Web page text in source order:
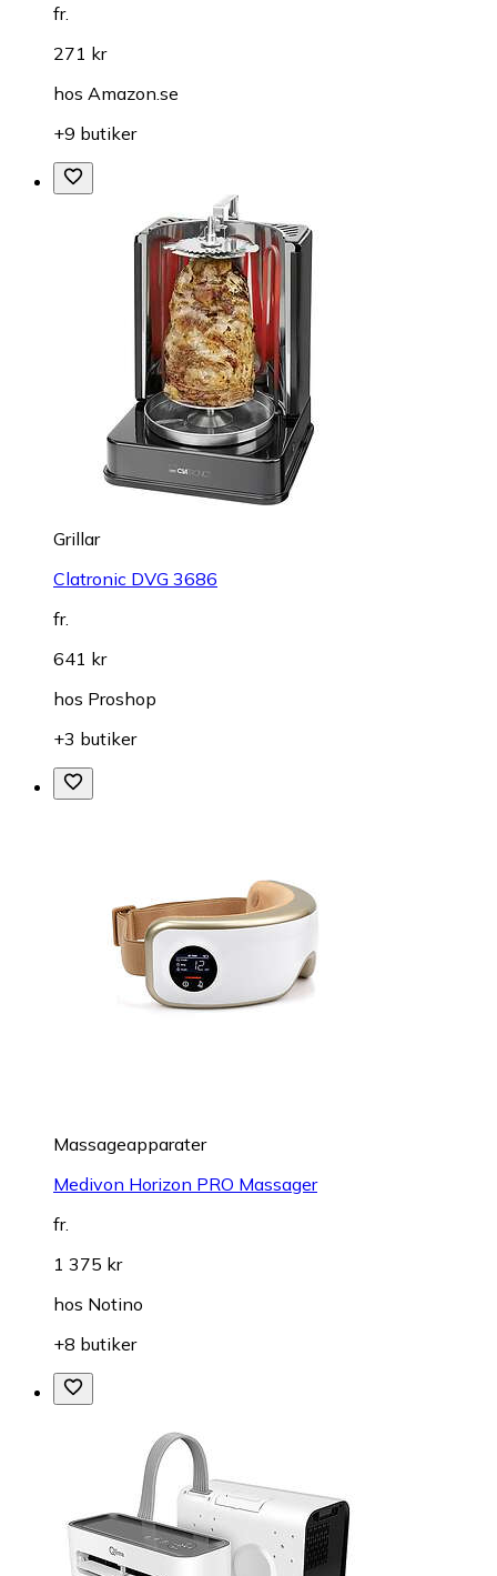
fr.
271 kr
hos Amazon.se
+9 butiker
Grillar
Clatronic DVG 3686
fr.
641 kr
hos Proshop
+3 butiker
Massageapparater
Medivon Horizon PRO Massager
fr.
1 375 kr
hos Notino
+8 butiker